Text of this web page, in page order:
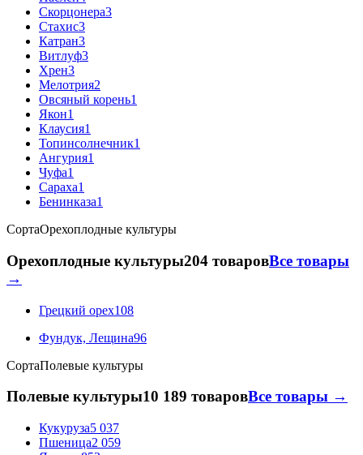
Скорцонера3
Стахис3
Катран3
Витлуф3
Хрен3
Мелотрия2
Овсяный корень1
Якон1
Клаусия1
Топинсолнечник1
Ангурия1
Чуфа1
Сараха1
Бенинказа1
СортаОрехоплодные культуры
Орехоплодные культуры204 товаровВсе товары
→
Грецкий орех108
Фундук, Лещина96
СортаПолевые культуры
Полевые культуры10 189 товаровВсе товары →
Кукуруза5 037
Пшеница2 059